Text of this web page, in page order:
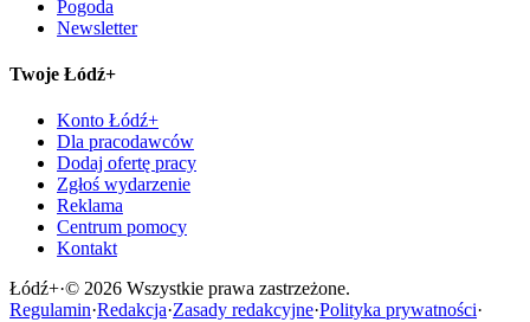
Pogoda
Newsletter
Twoje Łódź+
Konto Łódź+
Dla pracodawców
Dodaj ofertę pracy
Zgłoś wydarzenie
Reklama
Centrum pomocy
Kontakt
Łódź+·© 2026 Wszystkie prawa zastrzeżone.
Regulamin·Redakcja·Zasady redakcyjne·Polityka prywatności·